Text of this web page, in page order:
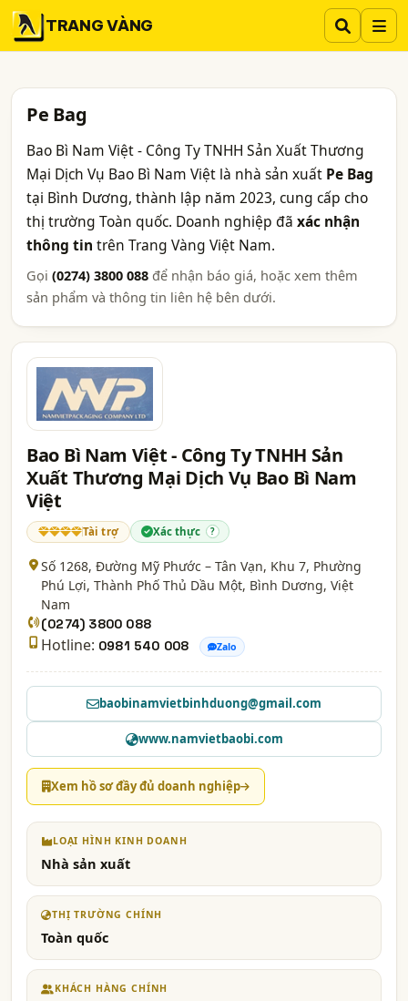
TRANG VÀNG
Pe Bag
Bao Bì Nam Việt - Công Ty TNHH Sản Xuất Thương
Mại Dịch Vụ Bao Bì Nam Việt là nhà sản xuất Pe Bag
tại Bình Dương, thành lập năm 2023, cung cấp cho
thị trường Toàn quốc. Doanh nghiệp đã xác nhận
thông tin trên Trang Vàng Việt Nam.
Gọi (0274) 3800 088 để nhận báo giá, hoặc xem thêm
sản phẩm và thông tin liên hệ bên dưới.
Bao Bì Nam Việt - Công Ty TNHH Sản
Xuất Thương Mại Dịch Vụ Bao Bì Nam
Việt
Tài trợ Xác thực ?
Số 1268, Đường Mỹ Phước – Tân Vạn, Khu 7, Phường
Phú Lợi, Thành Phố Thủ Dầu Một, Bình Dương, Việt
Nam
(0274) 3800 088
Hotline: 0981 540 008 Zalo
baobinamvietbinhduong@gmail.com
www.namvietbaobi.com
Xem hồ sơ đầy đủ doanh nghiệp
LOẠI HÌNH KINH DOANH
Nhà sản xuất
THỊ TRƯỜNG CHÍNH
Toàn quốc
KHÁCH HÀNG CHÍNH